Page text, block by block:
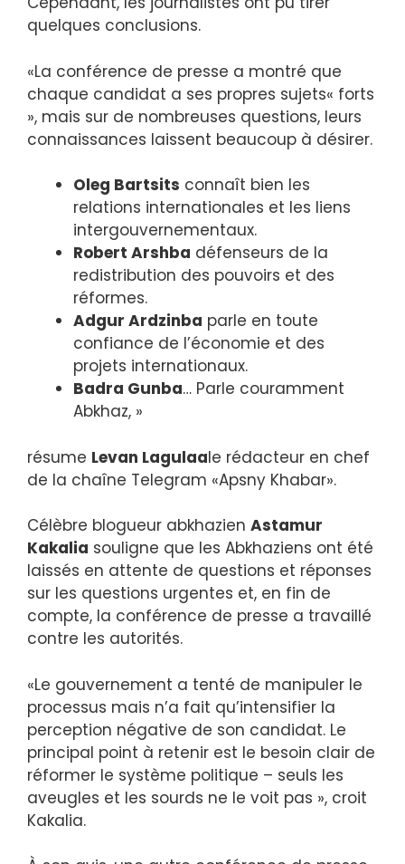
quelques conclusions.
«La conférence de presse a montré que
chaque candidat a ses propres sujets« forts
», mais sur de nombreuses questions, leurs
connaissances laissent beaucoup à désirer.
Oleg Bartsits connaît bien les
relations internationales et les liens
intergouvernementaux.
Robert Arshba défenseurs de la
redistribution des pouvoirs et des
réformes.
Adgur Ardzinba parle en toute
confiance de l’économie et des
projets internationaux.
Badra Gunba… Parle couramment
Abkhaz, »
résume Levan Lagulaale rédacteur en chef
de la chaîne Telegram «Apsny Khabar».
Célèbre blogueur abkhazien Astamur
Kakalia souligne que les Abkhaziens ont été
laissés en attente de questions et réponses
sur les questions urgentes et, en fin de
compte, la conférence de presse a travaillé
contre les autorités.
«Le gouvernement a tenté de manipuler le
processus mais n’a fait qu’intensifier la
perception négative de son candidat. Le
principal point à retenir est le besoin clair de
réformer le système politique – seuls les
aveugles et les sourds ne le voit pas », croit
Kakalia.